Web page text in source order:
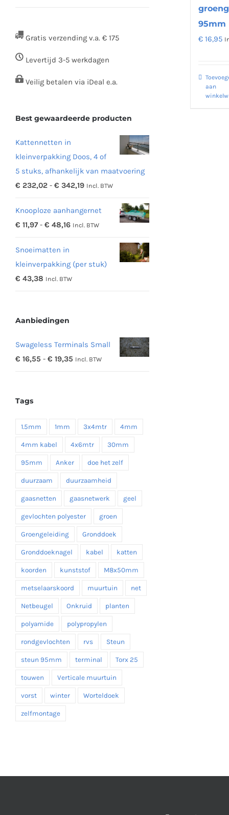
95mm
€ 16,95
aan
Gratis verzending v.a. € 175
Levertijd 3-5 werkdagen
Veilig betalen via iDeal e.a.
Best gewaardeerde producten
Kattennetten in
kleinverpakking Doos, 4 of
5 stuks, afhankelijk van maatvoering
€ 232,02 - € 342,19Prijsklasse:
tot
€ 342,19
Incl. BTW
Knooploze aanhangernet
€ 11,97 - € 48,16Prijsklasse:
€ 48,16
Incl. BTW
Snoeimatten in
kleinverpakking (per stuk)
€ 43,38 Incl. BTW
Aanbiedingen
Swageless Terminals Small
€ 16,55 - € 19,35 Prijsklasse:
Incl. BTW
Tags
1.5mm 1mm 3x4mtr 4mm
4mm kabel 4x6mtr 30mm
95mm Anker doe het zelf
duurzaam duurzaamheid
gaasnetten gaasnetwerk geel
gevlochten polyester groen
Groengeleiding Gronddoek
Gronddoeknagel kabel katten
koorden kunststof M8x50mm
metselaarskoord muurtuin net
Netbeugel Onkruid planten
polyamide polypropylen
rondgevlochten rvs Steun
steun 95mm terminal Torx 25
touwen Verticale muurtuin
vorst winter Worteldoek
zelfmontage